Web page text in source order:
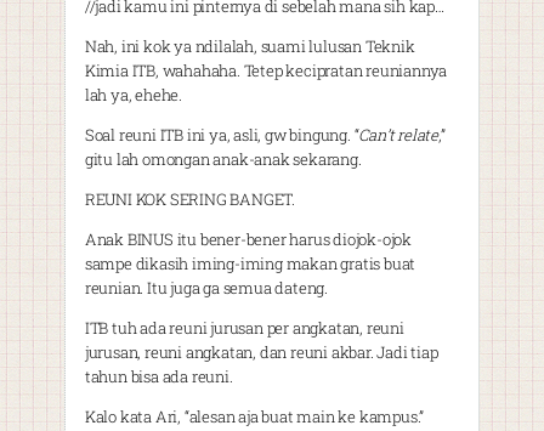
//jadi kamu ini pinternya di sebelah mana sih kap…
Nah, ini kok ya ndilalah, suami lulusan Teknik
Kimia ITB, wahahaha. Tetep kecipratan reuniannya
lah ya, ehehe.
Soal reuni ITB ini ya, asli, gw bingung. “Can’t relate,”
gitu lah omongan anak-anak sekarang.
REUNI KOK SERING BANGET.
Anak BINUS itu bener-bener harus diojok-ojok
sampe dikasih iming-iming makan gratis buat
reunian. Itu juga ga semua dateng.
ITB tuh ada reuni jurusan per angkatan, reuni
jurusan, reuni angkatan, dan reuni akbar. Jadi tiap
tahun bisa ada reuni.
Kalo kata Ari, “alesan aja buat main ke kampus.”